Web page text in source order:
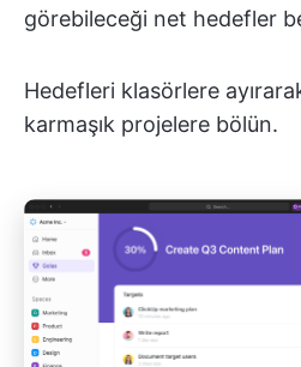
görebileceği net hedefler
Hedefleri klasörlere
karmaşık projelere bölün.